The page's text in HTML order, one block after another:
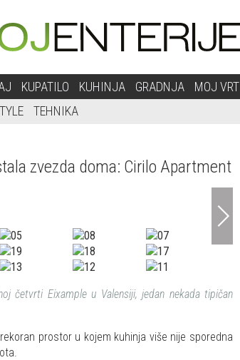
KUPATILO KUHINJA GRADNJA MOJ VRT
TEHNIKA
zvezda doma: Cirilo Apartment
četvrti Eixample u Valensiji, jedan nekada tipičan
prostor u kojem kuhinja više nije sporedna